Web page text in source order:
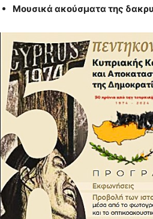
Μουσικά ακούσματα της